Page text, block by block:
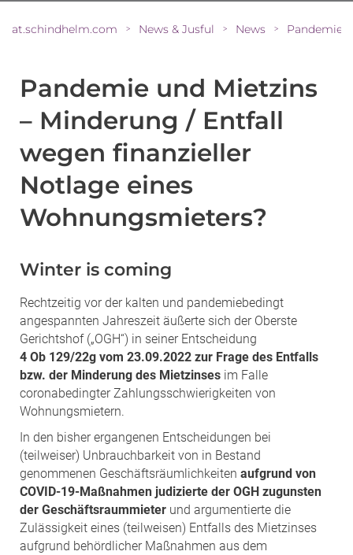
at.schindhelm.com > News & Jusful > News >
Pandemie und Mietzins
– Minderung / Entfall
wegen finanzieller
Notlage eines
Wohnungsmieters?
Winter is coming
Rechtzeitig vor der kalten und pandemiebedingt
angespannten Jahreszeit äußerte sich der Obers­te
Gerichtshof („OGH“) in seiner Entscheidung
4 Ob 129/22g vom 23.09.2022 zur Frage des Entfalls
bzw. der Minderung des Mietzinses im Falle
coronabedingter Zahlungsschwierigkeiten von
Wohnungsmietern.
In den bisher ergangenen Entscheidungen bei
(teilweiser) Unbrauchbarkeit von in Bestand
genommenen Geschäftsräumlichkeiten aufgrund von
COVID-19-Maßnahmen judizierte der OGH zugunsten
der Geschäftsraummieter und argumentierte die
Zulässigkeit eines (teilweisen) Entfalls des Mietzinses
aufgrund behördlicher Maßnahmen aus dem